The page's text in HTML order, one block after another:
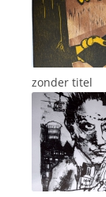
zonder titel